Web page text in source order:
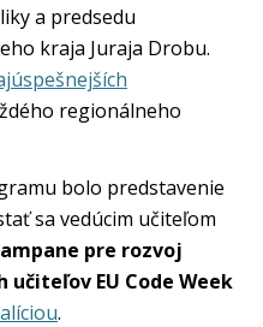
a predsedu
kraja Juraja Drobu.
regionálneho
bolo predstavenie
sa vedúcim učiteľom
pre rozvoj
EU Code Week
.